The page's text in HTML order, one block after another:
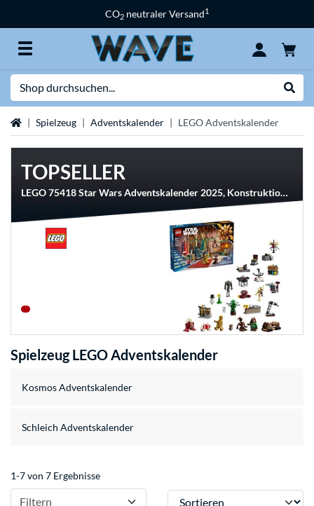
CO2 neutraler Versand1
StartseiteSpielzeug Adventskalender LEGO Adventskalender
TOPSELLER
LEGO 75418 Star Wars Adventskalender 2025, Konstruktionsspielzeug
Spielzeug LEGO Adventskalender
Kosmos Adventskalender
Schleich Adventskalender
1-7 von 7 Ergebnisse
Filtern Sortieren